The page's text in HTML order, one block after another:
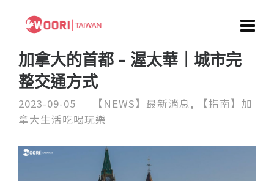
加拿大的首都 – 渥太華｜城市完
整交通方式
2023-09-05 【NEWS】最新消息,
【指南】加
拿大生活吃喝玩樂